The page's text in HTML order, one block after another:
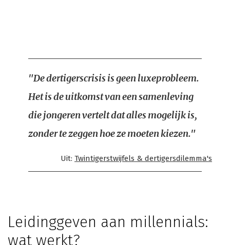
"De dertigerscrisis is geen luxeprobleem.
Het is de uitkomst van een samenleving
die jongeren vertelt dat alles mogelijk is,
zonder te zeggen hoe ze moeten kiezen."
Uit: Twintigerstwijfels & dertigersdilemma's
Leidinggeven aan millennials:
wat werkt?